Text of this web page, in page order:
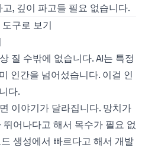
, 깊이 파고들 필요 없습니다.
구로 보기
질 수밖에 없습니다. AI는 특정
인간을 넘어섰습니다. 이걸 인
다.
이야기가 달라집니다. 망치가
어나다고 해서 목수가 필요 없
생성에서 빠르다고 해서 개발